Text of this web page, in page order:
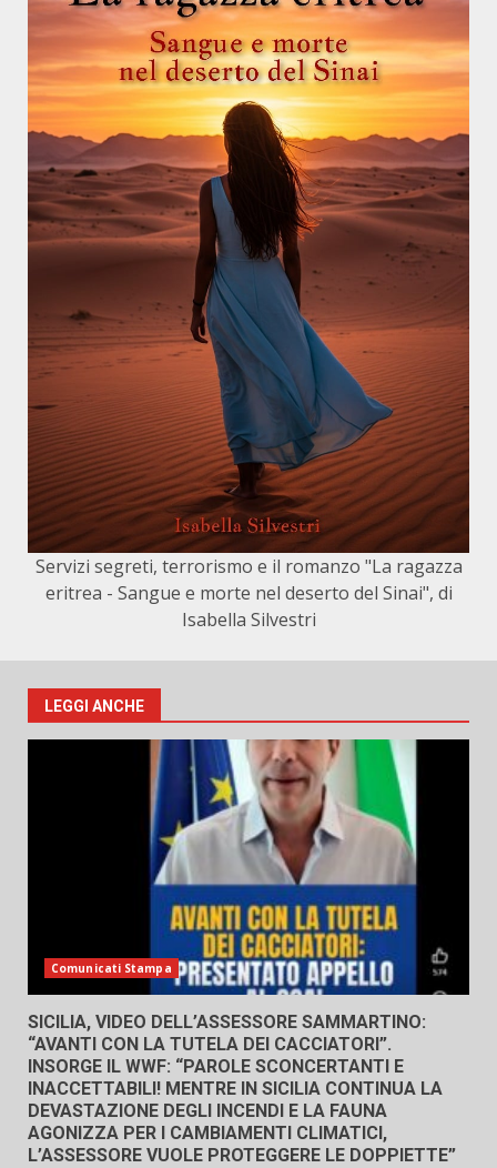
Servizi segreti, terrorismo e il romanzo "La ragazza
eritrea - Sangue e morte nel deserto del Sinai", di
Isabella Silvestri
LEGGI ANCHE
Comunicati Stampa
SICILIA, VIDEO DELL’ASSESSORE SAMMARTINO:
“AVANTI CON LA TUTELA DEI CACCIATORI”.
INSORGE IL WWF: “PAROLE SCONCERTANTI E
INACCETTABILI! MENTRE IN SICILIA CONTINUA LA
DEVASTAZIONE DEGLI INCENDI E LA FAUNA
AGONIZZA PER I CAMBIAMENTI CLIMATICI,
L’ASSESSORE VUOLE PROTEGGERE LE DOPPIETTE”